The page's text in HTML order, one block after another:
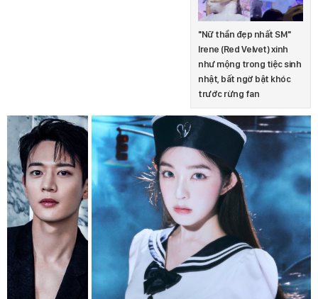
"Nữ thần đẹp nhất SM"
Irene (Red Velvet) xinh
như mộng trong tiệc sinh
nhật, bất ngờ bật khóc
trước rừng fan